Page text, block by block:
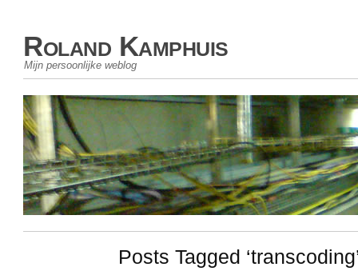
Roland Kamphuis
Mijn persoonlijke weblog
Posts Tagged